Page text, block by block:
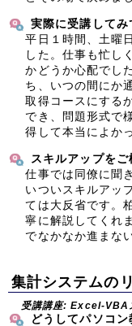
実際に受講してみ
平日１時間、土曜
した。仕事も忙し
かどうか心配でし
ち、いつの間にか
取得コースにする
でき、問題形式で
得して本当によか
スキルアップを
仕事では同僚に聞
いついスキルアッ
ては大反省です。
寧に解説してくれ
でなかなか進まな
集計システムの
受講講座: Excel-VBA
どうしてパソコ